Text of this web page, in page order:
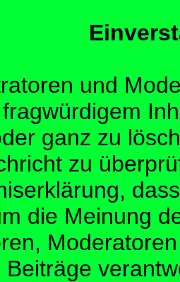
und
ganz zu
zu
die Meinung
Beiträge